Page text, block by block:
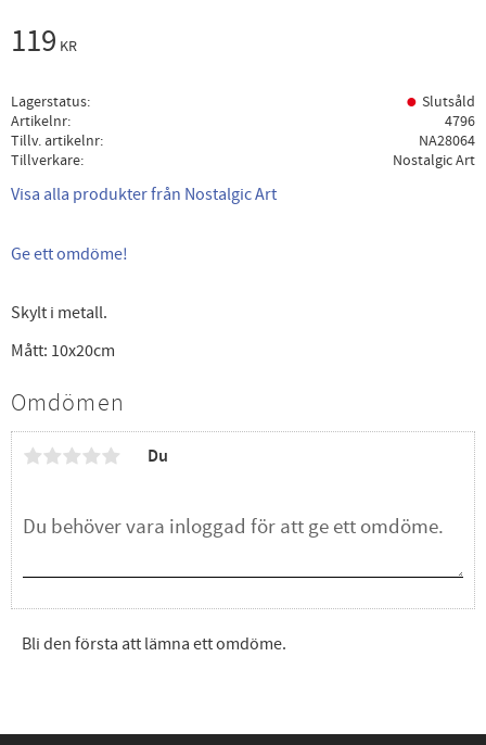
119 KR
Lagerstatus
Slutsåld
Artikelnr
4796
Tillv. artikelnr
NA28064
Tillverkare
Nostalgic Art
Visa alla produkter från Nostalgic Art
Ge ett omdöme!
Skylt i metall.
Mått: 10x20cm
Omdömen
Du
Bli den första att lämna ett omdöme.